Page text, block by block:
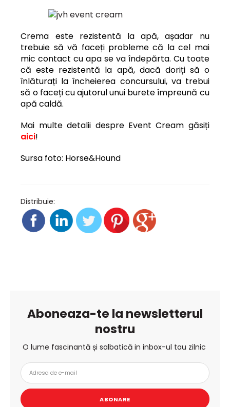
Crema este rezistentă la apă, așadar nu
trebuie să vă faceți probleme că la cel mai
mic contact cu apa se va îndepărta. Cu toate
că este rezistentă la apă, dacă doriți să o
înlăturați la încheierea concursului, va trebui
să o faceți cu ajutorul unui burete împreună cu
apă caldă.
Mai multe detalii despre Event Cream găsiți
aici!
Sursa foto: Horse&Hound
Distribuie:
Aboneaza-te la newsletterul
nostru
O lume fascinantă și salbatică in inbox-ul tau zilnic
ABONARE